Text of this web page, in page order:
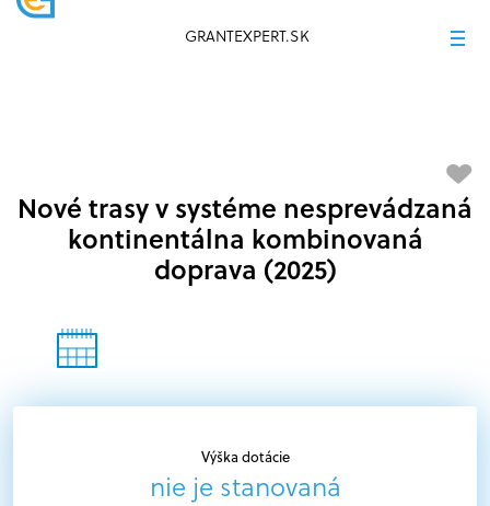
GRANTEXPERT.SK
Výška dotácie
nie je stanovaná
Nové trasy v systéme nesprevádzaná
kontinentálna kombinovaná
doprava (2025)